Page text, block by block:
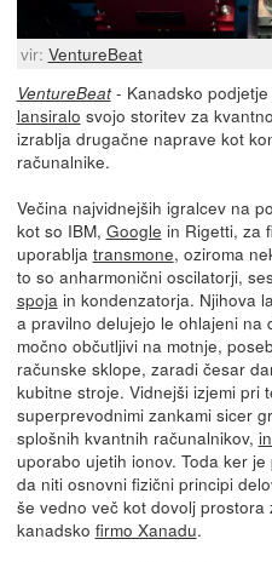
vir: VentureBeat
VentureBeat- Kanadsko podjetje
lansiralo svojo storitev za
izrablja drugačne naprave kot
računalnike.
Večina najvidnejših igralcev na
kot so IBM, Google in Rigetti, za
uporablja transmone, oziroma
to so anharmonični oscilatorji,
spojain kondenzatorja. Njihova
a pravilno delujejo le ohlajeni na
močno občutljivi na motnje,
računske sklope, zaradi česar
kubitne stroje. Vidnejši izjemi pri
superprevodnimi zankami sicer
splošnih kvantnih računalnikov,
uporabo ujetih ionov. Toda ker
da niti osnovni fizični principi
še vedno več kot dovolj
kanadsko firmo Xanadu.